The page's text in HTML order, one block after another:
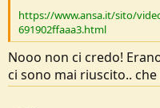
https://www.ansa.it/sito/
691902ffaaa3.html
Nooo non ci credo!
ci sono mai riuscito.. che